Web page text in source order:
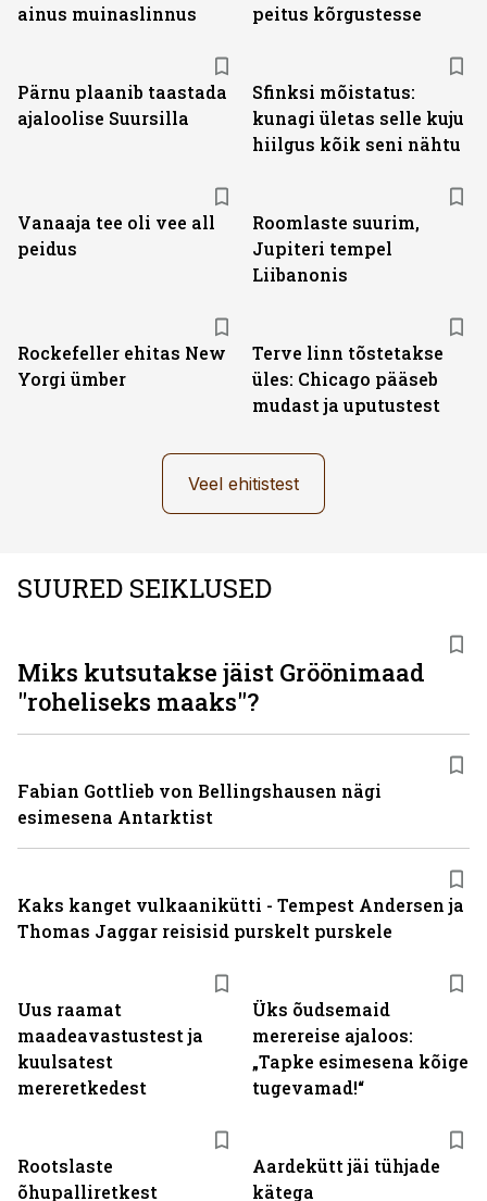
ainus muinaslinnus
peitus kõrgustesse
Pärnu plaanib taastada
ajaloolise Suursilla
Sfinksi mõistatus:
kunagi ületas selle kuju
hiilgus kõik seni nähtu
Vanaaja tee oli vee all
peidus
Roomlaste suurim,
Jupiteri tempel
Liibanonis
Rockefeller ehitas New
Yorgi ümber
Terve linn tõstetakse
üles: Chicago pääseb
mudast ja uputustest
Veel ehitistest
SUURED SEIKLUSED
Uus raamat
maadeavastustest ja
kuulsatest
mereretkedest
Üks õudsemaid
merereise ajaloos:
„Tapke esimesena kõige
tugevamad!“
Rootslaste
õhupalliretkest
Aardekütt jäi tühjade
kätega
Miks kutsutakse jäist Gröönimaad
"roheliseks maaks"?
Fabian Gottlieb von Bellingshausen nägi
esimesena Antarktist
Kaks kanget vulkaanikütti - Tempest Andersen ja
Thomas Jaggar reisisid purskelt purskele